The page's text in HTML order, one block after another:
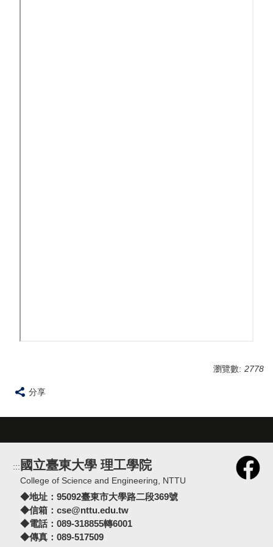
瀏覽數: 2778
分享
::: 國立臺東大學 理工學院
College of Science and Engineering, NTTU
◆地址： 95092臺東市大學路二段369號
◆信箱： cse@nttu.edu.tw
◆電話：089-318855轉6001
◆傳真：089-517509